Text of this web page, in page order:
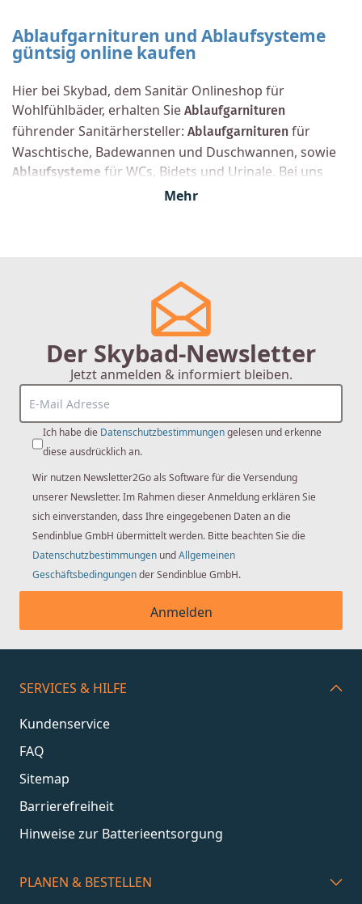
Ablaufgarnituren und Ablaufsysteme
güntsig online kaufen
Hier bei Skybad, dem Sanitär Onlineshop für
Wohlfühlbäder, erhalten SieAblaufgarnituren
führender Sanitärhersteller: Ablaufgarniturenfür
Waschtische, Badewannen und Duschwannen, sowie
Ablaufsysteme für WCs, Bidets und Urinale. Bei uns
finden Sie die richtige Ablaufgarnitur und den
Mehr
Der Skybad-Newsletter
Jetzt anmelden & informiert bleiben.
Ich habe die Datenschutzbestimmungengelesen und erkenne
diese ausdrücklich an.
Wir nutzen Newsletter2Go als Software für die Versendung
unserer Newsletter. Im Rahmen dieser Anmeldung erklären Sie
sich einverstanden, dass Ihre eingegebenen Daten an die
Sendinblue GmbH übermittelt werden. Bitte beachten Sie die
Datenschutzbestimmungen undAllgemeinen
Geschäftsbedingungender Sendinblue GmbH.
Anmelden
SERVICES & HILFE
Kundenservice
FAQ
Sitemap
Barrierefreiheit
Hinweise zur Batterieentsorgung
PLANEN & BESTELLEN